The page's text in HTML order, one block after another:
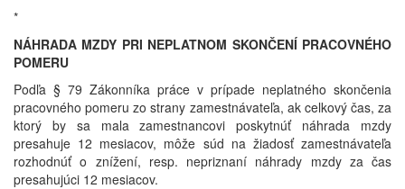
*
NÁHRADA MZDY PRI NEPLATNOM SKONČENÍ PRACOVNÉHO
POMERU
Podľa § 79 Zákonníka práce v prípade neplatného skončenia
pracovného pomeru zo strany zamestnávateľa, ak celkový čas, za
ktorý by sa mala zamestnancovi poskytnúť náhrada mzdy
presahuje 12 mesiacov, môže súd na žiadosť zamestnávateľa
rozhodnúť o znížení, resp. nepriznaní náhrady mzdy za čas
presahujúci 12 mesiacov.